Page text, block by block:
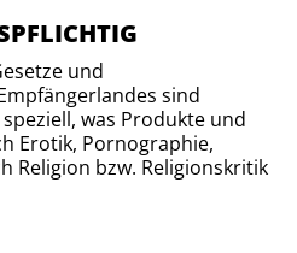
und
sind
was Produkte und
Erotik, Pornographie,
Religion bzw. Religionskritik